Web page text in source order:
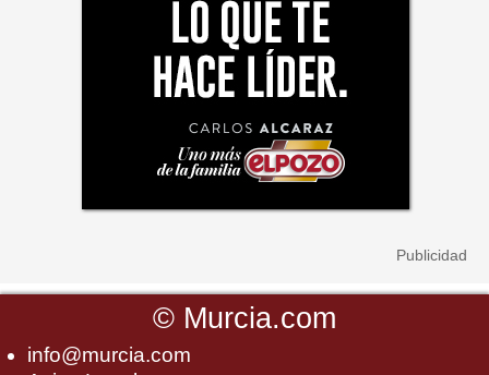
© Murcia.com
info@murcia.com